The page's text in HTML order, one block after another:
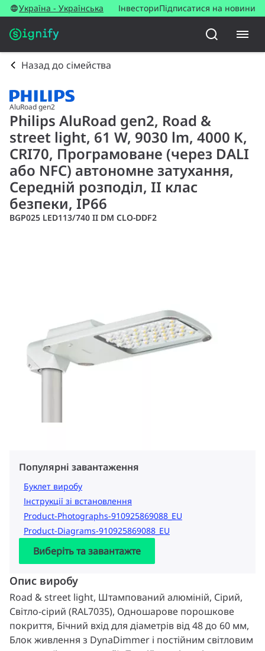
Україна - Українська ІнвесториПідписатися на новини
Назад до сімейства
AluRoad gen2
Philips AluRoad gen2, Road &
street light, 61 W, 9030 lm, 4000 K,
CRI70, Програмоване (через DALI
або NFC) автономне затухання,
Середній розподіл, II клас
безпеки, IP66
BGP025 LED113/740 II DM CLO-DDF2
Популярні завантаження
Буклет виробу
Інструкції зі встановлення
Product-Photographs-910925869088_EU
Product-Diagrams-910925869088_EU
Виберіть та завантажте
Опис виробу
Road & street light, Штампований алюміній, Сірий,
Світло-сірий (RAL7035), Одношарове порошкове
покриття, Бічний вхід для діаметрів від 48 до 60 мм,
Блок живлення з DynaDimmer і постійним світловим